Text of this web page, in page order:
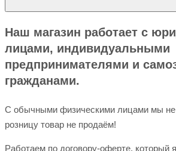
Наш магазин работает с
лицами, индивидуальными
предпринимателями и
гражданами.
С обычными физическими лицами мы не
розницу товар не продаём!
Работаем по договору-оферте, который